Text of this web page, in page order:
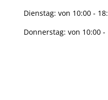
Dienstag: von 10:00 -
Donnerstag: von 10:00